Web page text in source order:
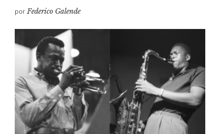
porFederico Galende